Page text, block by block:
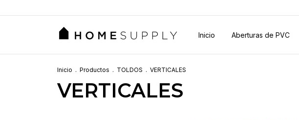
Inicio Aberturas de PVC
Inicio . Productos . TOLDOS . VERTICALES
VERTICALES